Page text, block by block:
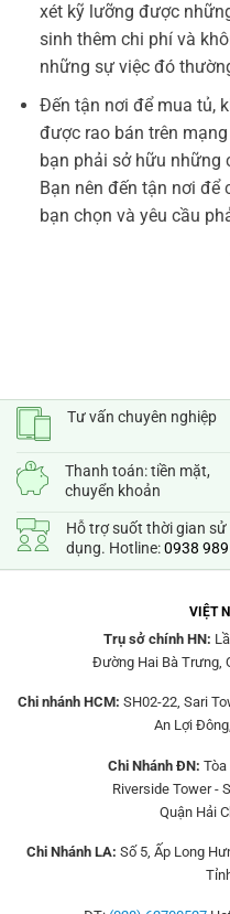
xét kỹ lưỡng được
sinh thêm chi phí và
những sự việc đó
Đến tận nơi để mua tủ,
được rao bán trên
bạn phải sở hữu những
Bạn nên đến tận nơi để
bạn chọn và yêu cầu
Tư vấn chuyên nghiệp
Thanh toán: tiền mặt,
chuyển khoản
Hỗ trợ suốt thời gian sử
dụng. Hotline:0938
VIỆT
Trụ sở chính HN:
Đường Hai Bà Trưng,
Chi nhánh HCM: SH02-22, Sari
An Lợi
Chi Nhánh ĐN:
Riverside Tower -
Quận Hải
Chi Nhánh LA: Số 5, Ấp Long